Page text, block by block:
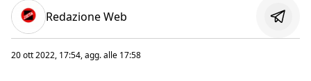
Redazione Web
20 ott 2022, 17:54, agg. alle 17:58